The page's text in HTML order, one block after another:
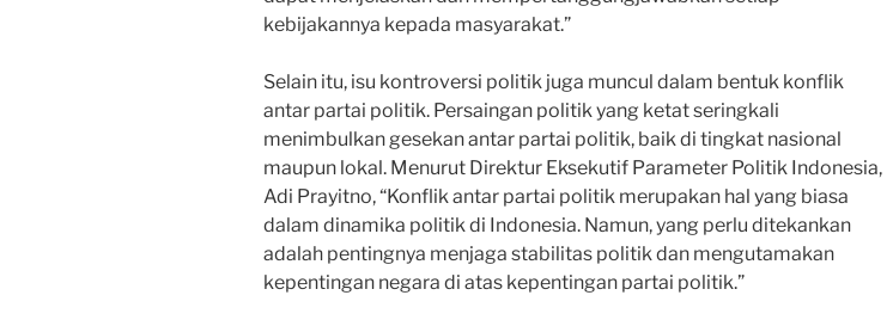
kebijakannya kepada masyarakat.”
Selain itu, isu kontroversi politik juga muncul dalam bentuk konflik
antar partai politik. Persaingan politik yang ketat seringkali
menimbulkan gesekan antar partai politik, baik di tingkat nasional
maupun lokal. Menurut Direktur Eksekutif Parameter Politik Indonesia,
Adi Prayitno, “Konflik antar partai politik merupakan hal yang biasa
dalam dinamika politik di Indonesia. Namun, yang perlu ditekankan
adalah pentingnya menjaga stabilitas politik dan mengutamakan
kepentingan negara di atas kepentingan partai politik.”